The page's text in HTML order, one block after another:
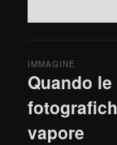
Quando
vapore
IMMAGINE